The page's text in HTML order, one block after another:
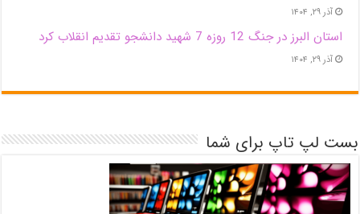
آذر ۲۹, ۱۴۰۴
استان البرز در جنگ 12 روزه 7 شهید دانشجو تقدیم انقلاب کرد
آذر ۲۹, ۱۴۰۴
بست لپ تاپ برای شما